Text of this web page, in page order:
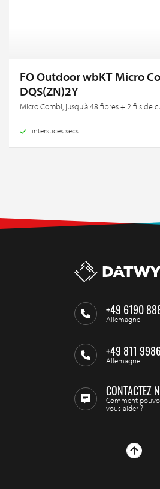
FO Outdoor wbKT Micro
DQS(ZN)2Y
Micro Combi, jusqu’à 48 fibres + 2 fils de
interstices secs
+49 6190
Allemagne
+49 811
Allemagne
CONTACTEZ
Comment
vous aider ?